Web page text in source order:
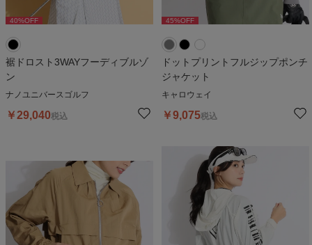
40%OFF
裾ドロスト3WAYフーディブルゾ
ン
ナノユニバースゴルフ
￥29,040税込
45%OFF 45%OFF
ドットプリントフルジップポンチ
ジャケット
キャロウェイ
￥9,075税込